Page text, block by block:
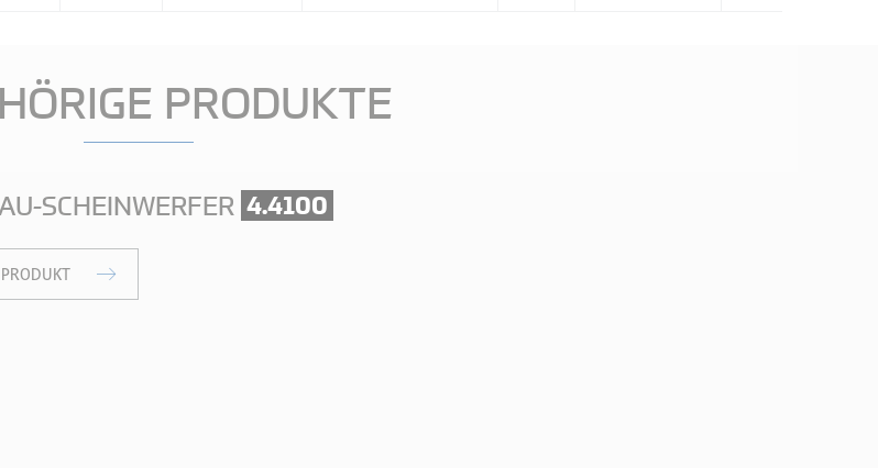
PRODUKTE
SCHEINWERFER 4.4100